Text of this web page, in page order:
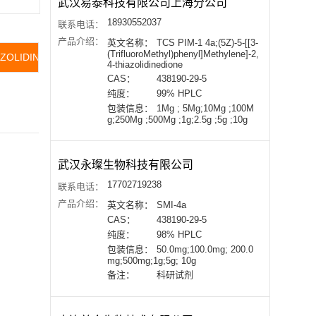
价格(试剂级) 常见问题列表
武汉易泰科技有限公司上海分公司
联系电话：
18930552037
产品介绍：
英文名称：
TCS PIM-1 4a;(5Z)-5-[[3-
(TrifluoroMethyl)phenyl]Methylene]-2,
4-thiazolidinedione
CAS：
438190-29-5
纯度：
99% HPLC
包装信息：
1Mg ; 5Mg;10Mg ;100M
g;250Mg ;500Mg ;1g;2.5g ;5g ;10g
武汉永璨生物科技有限公司
联系电话：
17702719238
产品介绍：
英文名称：
SMI-4a
CAS：
438190-29-5
纯度：
98% HPLC
包装信息：
50.0mg;100.0mg; 200.0
mg;500mg;1g;5g; 10g
备注：
科研试剂